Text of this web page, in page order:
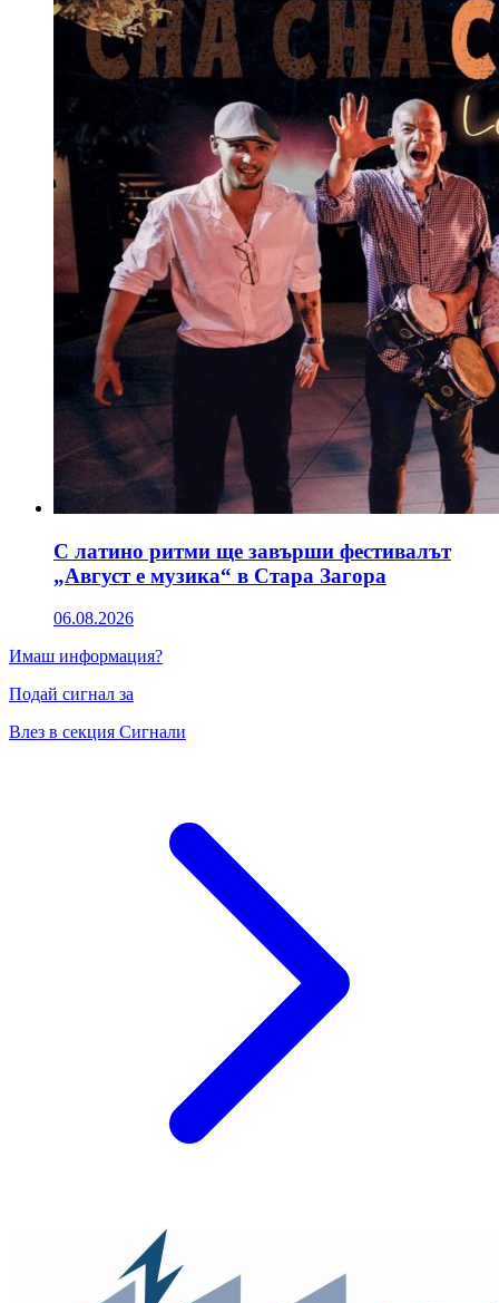
С латино ритми ще завърши фестивалът
„Август е музика“ в Стара Загора
06.08.2026
Имаш информация?
Подай сигнал за
Влез в секция Сигнали